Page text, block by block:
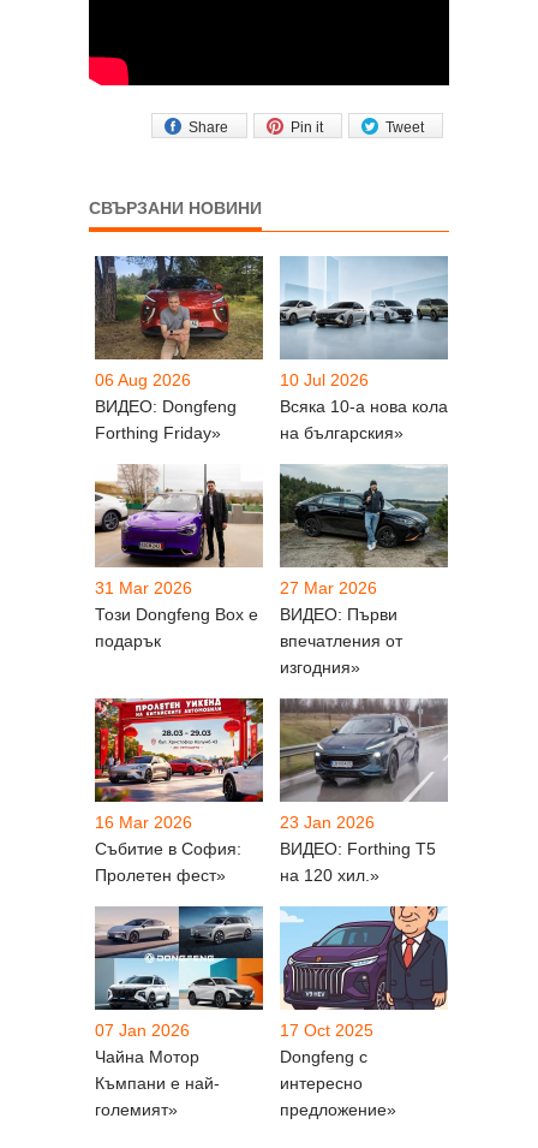
Tweet
Pin it
Share
СВЪРЗАНИ НОВИНИ
06 Aug 2026
ВИДЕО: Dongfeng
Forthing Friday»
10 Jul 2026
Всяка 10-а нова кола
на българския»
31 Mar 2026
Този Dongfeng Box е
подарък
27 Mar 2026
ВИДЕО: Първи
впечатления от
изгодния»
16 Mar 2026
Събитие в София:
Пролетен фест»
23 Jan 2026
ВИДЕО: Forthing T5
на 120 хил.»
07 Jan 2026
Чайна Мотор
Къмпани е най-
големият»
17 Oct 2025
Dongfeng с
интересно
предложение»